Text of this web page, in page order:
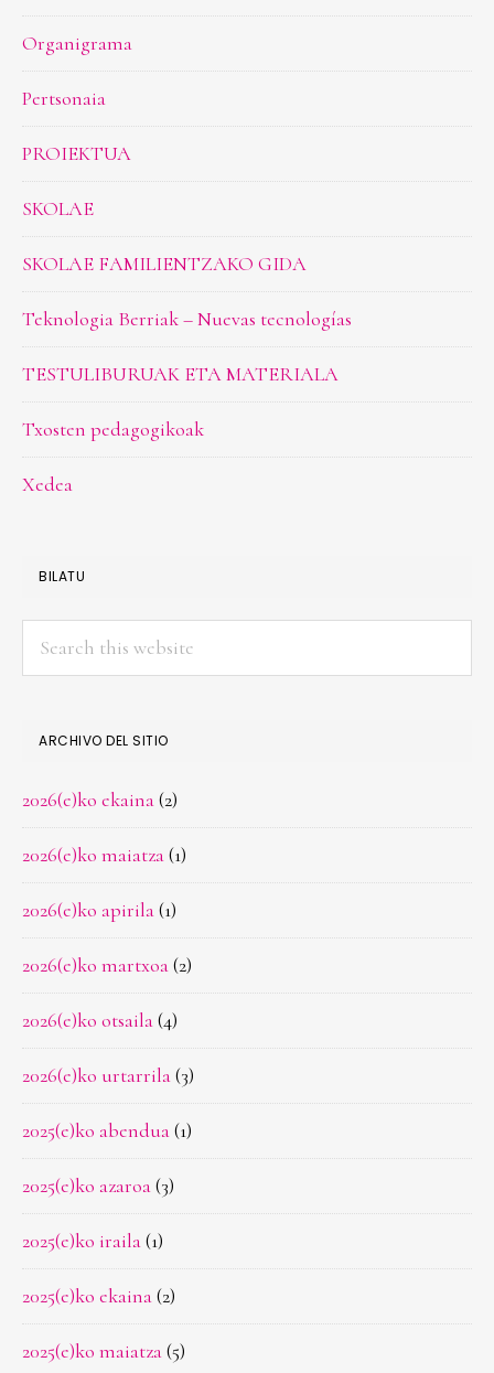
Organigrama
Pertsonaia
PROIEKTUA
SKOLAE
SKOLAE FAMILIENTZAKO GIDA
Teknologia Berriak – Nuevas tecnologías
TESTULIBURUAK ETA MATERIALA
Txosten pedagogikoak
Xedea
BILATU
ARCHIVO DEL SITIO
2026(e)ko ekaina(2)
2026(e)ko maiatza(1)
2026(e)ko apirila(1)
2026(e)ko martxoa(2)
2026(e)ko otsaila(4)
2026(e)ko urtarrila(3)
2025(e)ko abendua(1)
2025(e)ko azaroa(3)
2025(e)ko iraila(1)
2025(e)ko ekaina(2)
2025(e)ko maiatza(5)